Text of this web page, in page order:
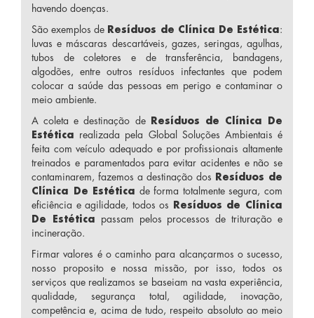
havendo doenças.
São exemplos de Resíduos de Clínica De Estética:
luvas e máscaras descartáveis, gazes, seringas, agulhas,
tubos de coletores e de transferência, bandagens,
algodões, entre outros resíduos infectantes que podem
colocar a saúde das pessoas em perigo e contaminar o
meio ambiente.
A coleta e destinação de
Resíduos de Clínica De
Estética realizada pela Global Soluções Ambientais é
feita com veículo adequado e por profissionais altamente
treinados e paramentados para evitar acidentes e não se
contaminarem, fazemos a destinação dos
Resíduos de
Clínica De Estética de forma totalmente segura, com
eficiência e agilidade, todos os
Resíduos de Clínica
De Estética passam pelos processos de trituração e
incineração.
Firmar valores é o caminho para alcançarmos o sucesso,
nosso proposito e nossa missão, por isso, todos os
serviços que realizamos se baseiam na vasta experiência,
qualidade, segurança total, agilidade, inovação,
competência e, acima de tudo, respeito absoluto ao meio